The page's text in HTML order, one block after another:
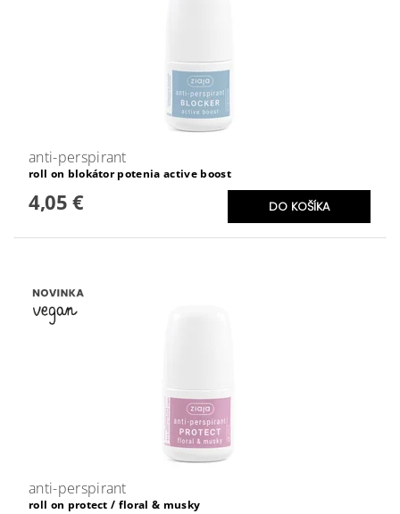
anti-perspirant
roll on blokátor potenia active boost
4,05 €
anti-perspirant
roll on protect / floral & musky